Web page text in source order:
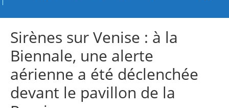
Sirènes sur Venise : à la
Biennale, une alerte
aérienne a été déclenchée
devant le pavillon de la